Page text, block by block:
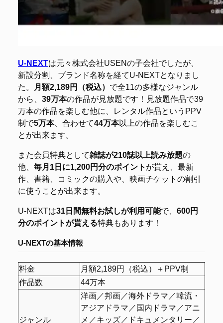
U-NEXTは元々株式会社USENの子会社でしたが、
新設分割、ブランド名称を経てU-NEXTとなりまし
た。
月額2,189円（税込） で全11の多様なジャンル
から、 39万本の作品が見放題です！見放題作品で39
万本の作品を楽しむ他に、レンタル作品というPPV
制で5万本、合わせて44万本以上の作品を楽しむこ
とが出来ます。
また会員特典として雑誌が210誌以上読み放題の
他、 毎月1日に1,200円分のポイント が貰え、最新
作、書籍、コミックの購入や、映画チケットの割引
に使うことが出来ます。
U-NEXTは31日間無料お試しが利用可能で、 600円
分のポイントが貰える特典もあります！
U-NEXTの基本情報
料金
月額2,189円（税込）＋PPV制
作品数
44万本
ジャンル
洋画／邦画／海外ドラマ／韓流・
アジアドラマ／国内ドラマ／アニ
メ／キッズ／ドキュメンタリー／